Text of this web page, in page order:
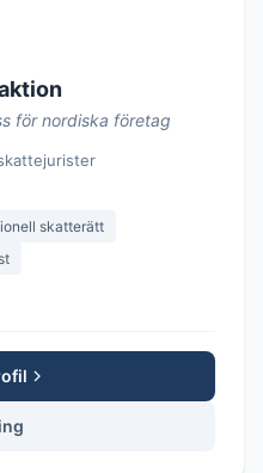
för nordiska företag
skatterätt